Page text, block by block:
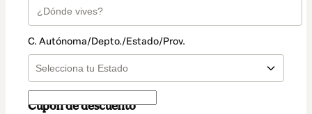
C. Autónoma/Depto./Estado/Prov.
Cupón de descuento